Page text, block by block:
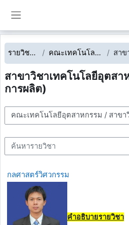
รายวิชาทั้งหมด คณะเทคโนโลยีอุตสาหกรรม
สาขาวิชาเทคโนโลยีอุตสา
การผลิต)
ประเภทของรายวิชา
ค้นหารายวิชา
กลศาสตร์วิศวกรรม
คำอธิบายรายวิชา